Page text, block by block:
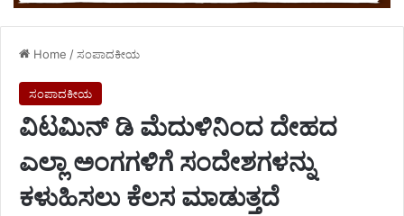
Home /ಸಂಪಾದಕೀಯ
ಸಂಪಾದಕೀಯ
ವಿಟಮಿನ್ ಡಿ ಮೆದುಳಿನಿಂದ ದೇಹದ
ಎಲ್ಲಾ ಅಂಗಗಳಿಗೆ ಸಂದೇಶಗಳನ್ನು
ಕಳುಹಿಸಲು ಕೆಲಸ ಮಾಡುತ್ತದೆ